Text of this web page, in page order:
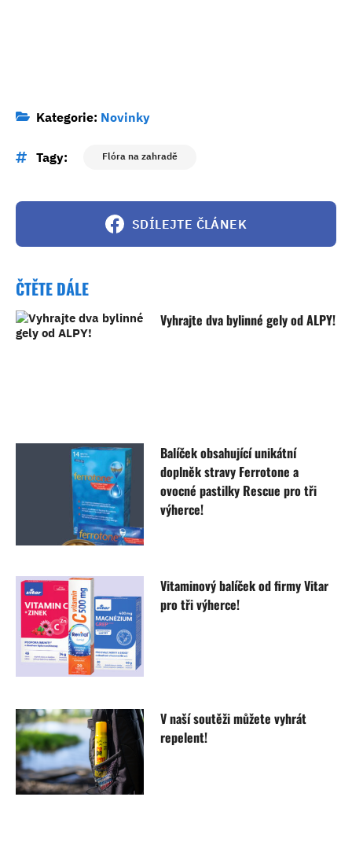
Kategorie: Novinky
Tagy: Flóra na zahradě
SDÍLEJTE ČLÁNEK
ČTĚTE DÁLE
Vyhrajte dva bylinné gely od ALPY!
Balíček obsahující unikátní
doplněk stravy Ferrotone a
ovocné pastilky Rescue pro tři
výherce!
Vitaminový balíček od firmy Vitar
pro tři výherce!
V naší soutěži můžete vyhrát
repelent!